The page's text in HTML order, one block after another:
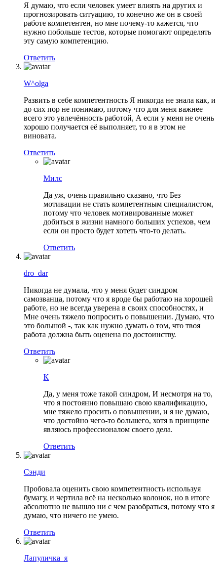
Я думаю, что если человек умеет влиять на других и
прогнозировать ситуацию, то конечно же он в своей
работе компетентен, но мне почему-то кажется, что
нужно побольше тестов, которые помогают определять
эту самую компетенцию.
Ответить
W^olga
Развить в себе компетентность Я никогда не знала как, и
до сих пор не понимаю, потому что для меня важнее
всего это увлечённость работой, А если у меня не очень
хорошо получается её выполняет, то я в этом не
виновата.
Ответить
Милс
Да уж, очень правильно сказано, что Без
мотивации не стать компетентным специалистом,
потому что человек мотивированные может
добиться в жизни намного больших успехов, чем
если он просто будет хотеть что-то делать.
Ответить
dro_dar
Никогда не думала, что у меня будет синдром
самозванца, потому что я вроде бы работаю на хорошей
работе, но не всегда уверена в своих способностях, и
Мне очень тяжело попросить о повышении. Думаю, что
это большой -, так как нужно думать о том, что твоя
работа должна быть оценена по достоинству.
Ответить
К
Да, у меня тоже такой синдром, И несмотря на то,
что я постоянно повышаю свою квалификацию,
мне тяжело просить о повышении, и я не думаю,
что достойно чего-то большего, хотя в принципе
являюсь профессионалом своего дела.
Ответить
Сэнди
Пробовала оценить свою компетентность используя
бумагу, и чертила всё на несколько колонок, но в итоге
абсолютно не вышло ни с чем разобраться, потому что я
думаю, что ничего не умею.
Ответить
Лапуличка_я